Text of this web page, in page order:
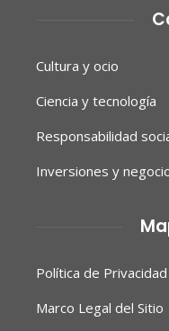
Cultura y ocio
Ciencia y tecnología
Responsabilidad
Inversiones y
Política de Privacidad
Marco Legal del Sitio